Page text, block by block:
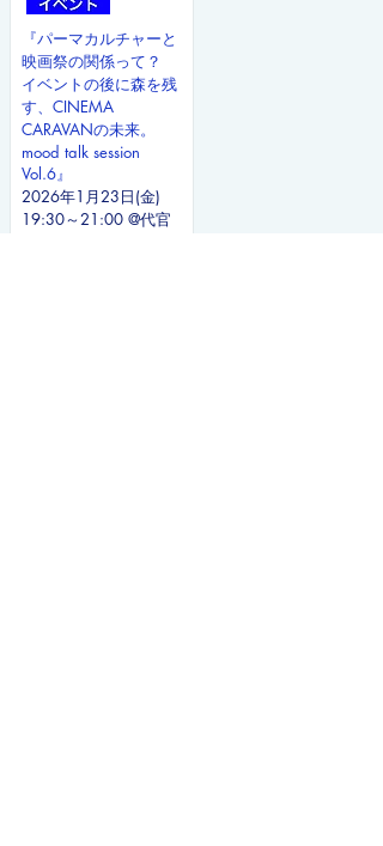
『パーマカルチャーと
映画祭の関係って？
イベントの後に森を残
す、CINEMA
CARAVANの未来。
mood talk session
Vol.6』
2026年1月23日(金)
19:30～21:00 @代官